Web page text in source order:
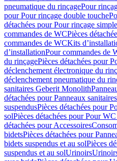
pneumatique du rinçagePour
pour Pour rinçage double touche
détachées pour Pour rinçage
commandes de WCPièces
commandes de WCKits
d’installationPour commandes de
du rinçagePièces détachées pour
déclenchement électronique du
déclenchement pneumatique du
sanitaires Geberit Monolith
détachées pour Panneaux
suspendusPièces détachées pour
solPièces détachées pour Pour
détachées pour Accessoires
bidetsPièces détachées pour
bidets suspendus et au solPièces
suspendus et au solUrinoirs